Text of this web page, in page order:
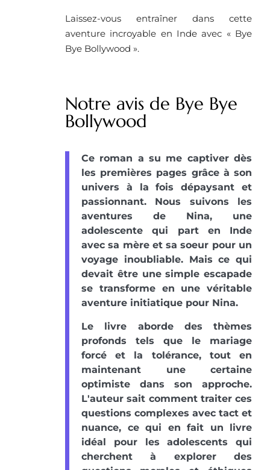
Laissez-vous entraîner dans cette
aventure incroyable en Inde avec « Bye
Bye Bollywood ».
Notre avis de Bye Bye
Bollywood
Ce roman a su me captiver dès
les premières pages grâce à son
univers à la fois dépaysant et
passionnant. Nous suivons les
aventures de Nina, une
adolescente qui part en Inde
avec sa mère et sa soeur pour un
voyage inoubliable. Mais ce qui
devait être une simple escapade
se transforme en une véritable
aventure initiatique pour Nina.
Le livre aborde des thèmes
profonds tels que le mariage
forcé et la tolérance, tout en
maintenant une certaine
optimiste dans son approche.
L'auteur sait comment traiter ces
questions complexes avec tact et
nuance, ce qui en fait un livre
idéal pour les adolescents qui
cherchent à explorer des